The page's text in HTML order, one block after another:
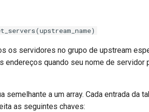
os servidores no grupo de upstream
endereços quando seu nome de servidor
semelhante a um array. Cada entrada da
as seguintes chaves: